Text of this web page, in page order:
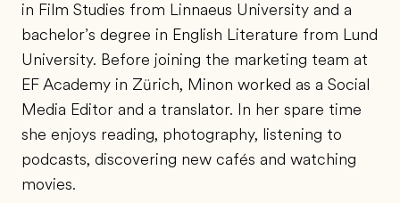
in Film Studies from Linnaeus University and a
bachelor’s degree in English Literature from Lund
University. Before joining the marketing team at
EF Academy in Zürich, Minon worked as a Social
Media Editor and a translator. In her spare time
she enjoys reading, photography, listening to
podcasts, discovering new cafés and watching
movies.